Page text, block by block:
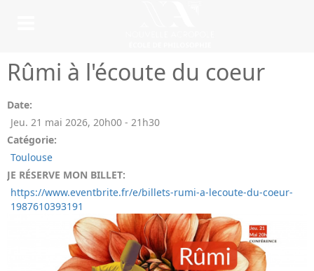
Rûmi à l'écoute du coeur
Date:
Jeu. 21 mai 2026, 20h00 - 21h30
Catégorie:
Toulouse
JE RÉSERVE MON BILLET:
https://www.eventbrite.fr/e/billets-rumi-a-lecoute-du-coeur-
1987610393191